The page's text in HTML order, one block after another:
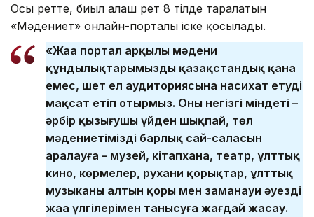
Осы ретте, биыл алғаш рет 8 тілде таралатын
«Мәдениет» онлайн-порталы іске қосылады.
«Жаңа портал арқылы мәдени
құндылықтарымызды қазақстандық қана
емес, шет ел аудиториясына насихат етуді
мақсат етіп отырмыз. Оның негізгі міндеті –
әрбір қызығушы үйден шықпай, төл
мәдениетіміздің барлық сай-саласын
аралауға – музей, кітапхана, театр, ұлттық
кино, көрмелер, рухани қорықтар, ұлттық
музыканың алтын қоры мен заманауи әуездің
жаңа үлгілерімен танысуға жағдай жасау.